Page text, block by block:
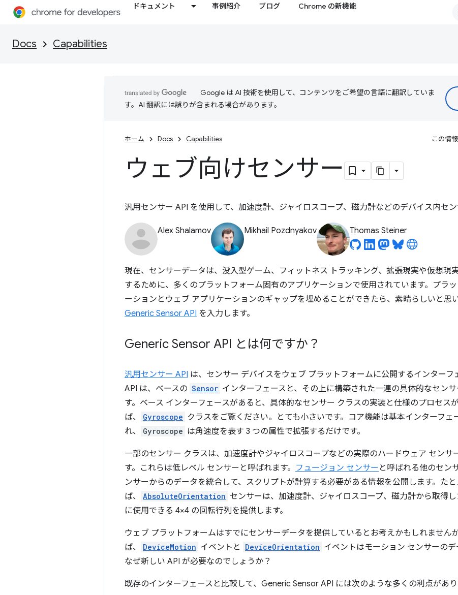
ドキュメント 事例紹介 ブログ Chrome の新機能
Docs Capabilities
Google は AI 技術を使用して、コンテンツをご希望の言語に翻訳していま
す。AI 翻訳には誤りが含まれる場合があります。
ホーム Docs Capabilities この情
ウェブ向けセンサー
汎用センサー API を使用して、加速度計、ジャイロスコープ、磁力計などのデバイス内セン
Alex Shalamov Mikhail Pozdnyakov Thomas Steiner
現在、センサーデータは、没入型ゲーム、フィットネス トラッキング、拡張現実や仮想現
するために、多くのプラットフォーム固有のアプリケーションで使用されています。プラ
ーションとウェブ アプリケーションのギャップを埋めることができたら、素晴らしいと思
Generic Sensor API を入力します。
Generic Sensor API とは何ですか？
汎用センサー API は、センサー デバイスをウェブ プラットフォームに公開するインターフ
API は、ベースの Sensor インターフェースと、その上に構築された一連の具体的なセン
す。ベース インターフェースがあると、具体的なセンサー クラスの実装と仕様のプロセス
ば、
Gyroscope クラスをご覧ください。とても小さいです。コア機能は基本インターフェ
れ、
Gyroscope は角速度を表す 3 つの属性で拡張するだけです。
一部のセンサー クラスは、加速度計やジャイロスコープなどの実際のハードウェア センサ
す。これらは低レベル センサーと呼ばれます。 フュージョン センサー と呼ばれる他のセン
ンサーからのデータを統合して、スクリプトが計算する必要がある情報を公開します。たと
ば、
AbsoluteOrientation センサーは、加速度計、ジャイロスコープ、磁力計から取得
に使用できる 4×4 の回転行列を提供します。
ウェブ プラットフォームはすでにセンサーデータを提供しているとお考えかもしれません
ば、
DeviceMotion イベントと DeviceOrientation イベントはモーション センサーのデ
なぜ新しい API が必要なのでしょうか？
既存のインターフェースと比較して、Generic Sensor API には次のような多くの利点があり